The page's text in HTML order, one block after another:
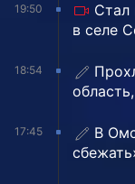
19:50
Стал
в селе
18:54
17:45
В